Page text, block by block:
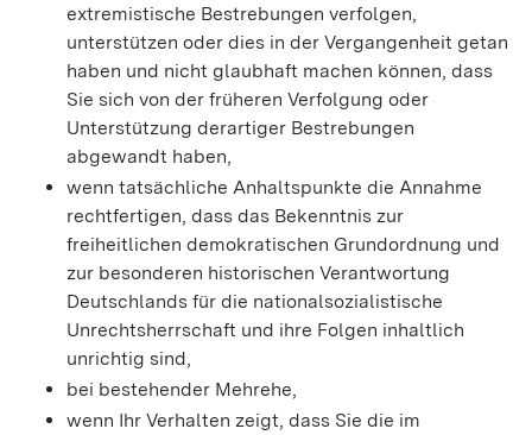
extremistische Bestrebungen verfolgen,
unterstützen oder dies in der Vergangenheit getan
haben und nicht glaubhaft machen können, dass
Sie sich von der früheren Verfolgung oder
Unterstützung derartiger Bestrebungen
abgewandt haben,
wenn tatsächliche Anhaltspunkte die Annahme
rechtfertigen, dass das Bekenntnis zur
freiheitlichen demokratischen Grundordnung und
zur besonderen historischen Verantwortung
Deutschlands für die nationalsozialistische
Unrechtsherrschaft und ihre Folgen inhaltlich
unrichtig sind,
bei bestehender Mehrehe,
wenn Ihr Verhalten zeigt, dass Sie die im